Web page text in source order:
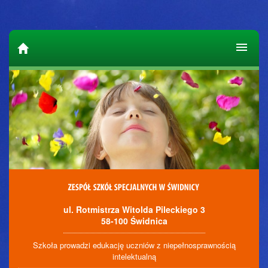
ul. Rotmistrza Witolda Pileckiego 3
58-100 Świdnica
Szkoła prowadzi edukację uczniów z niepełnosprawnością
intelektualną